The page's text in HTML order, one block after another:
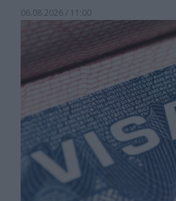
06.08.2026 / 11:00